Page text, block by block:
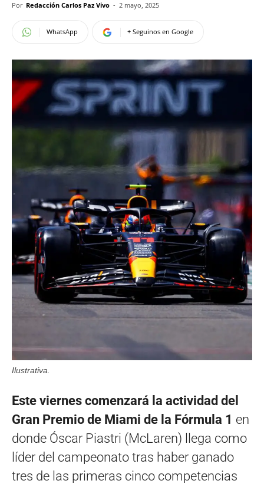
Por Redacción Carlos Paz Vivo - 2 mayo, 2025
WhatsApp + Seguinos en Google
Ilustrativa.
Este viernes comenzará la actividad del
Gran Premio de Miami de la Fórmula 1 en
donde Óscar Piastri (McLaren) llega como
líder del campeonato tras haber ganado
tres de las primeras cinco competencias